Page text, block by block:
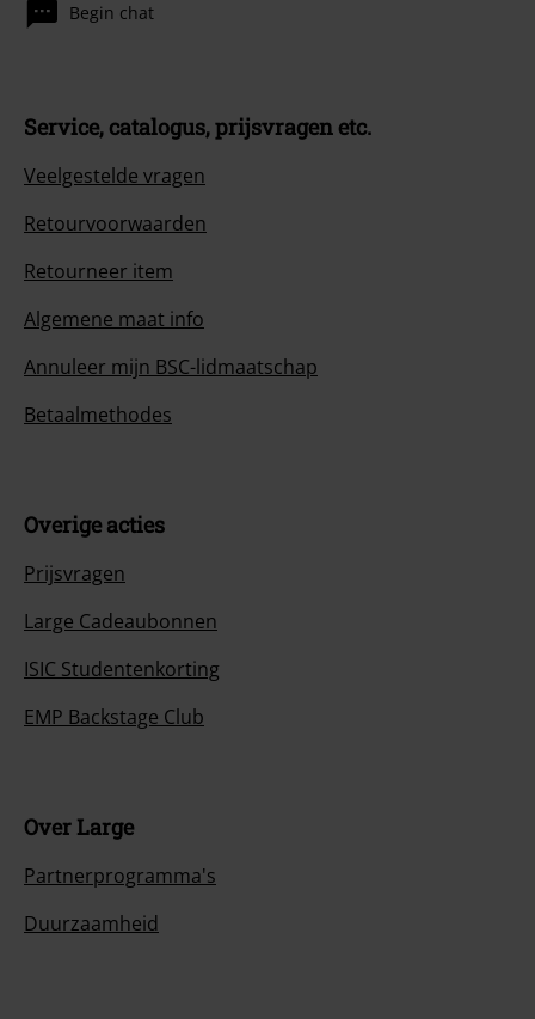
Begin chat
Service, catalogus, prijsvragen etc.
Veelgestelde vragen
Retourvoorwaarden
Retourneer item
Algemene maat info
Annuleer mijn BSC-lidmaatschap
Betaalmethodes
Overige acties
Prijsvragen
Large Cadeaubonnen
ISIC Studentenkorting
EMP Backstage Club
Over Large
Partnerprogramma's
Duurzaamheid